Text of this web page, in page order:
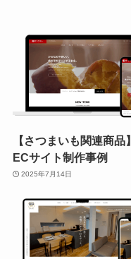
【さつまいも関連商品】
ECサイト制作事例
2025年7月14日